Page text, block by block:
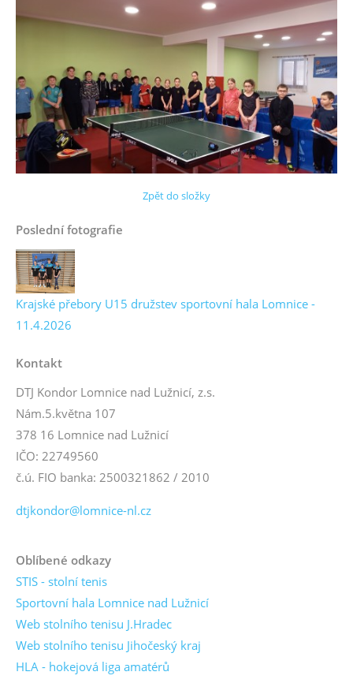
Zpět do složky
Poslední fotografie
Krajské přebory U15 družstev sportovní hala Lomnice -
11.4.2026
Kontakt
DTJ Kondor Lomnice nad Lužnicí, z.s.
Nám.5.května 107
378 16 Lomnice nad Lužnicí
IČO: 22749560
č.ú. FIO banka: 2500321862 / 2010
dtjkondor@lomnice-nl.cz
Oblíbené odkazy
STIS - stolní tenis
Sportovní hala Lomnice nad Lužnicí
Web stolního tenisu J.Hradec
Web stolního tenisu Jihočeský kraj
HLA - hokejová liga amatérů